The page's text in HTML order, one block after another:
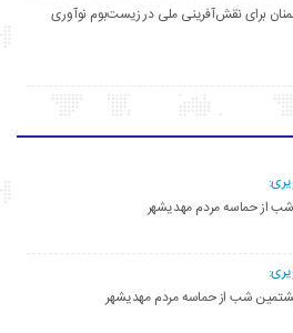
برای نقش‌آفرینی ملی در زیست‌بوم نوآوری
از حماسه مردم مهدیشهر
شب از حماسه مردم مهدیشهر